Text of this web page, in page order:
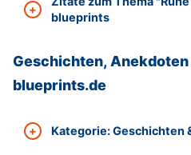
blueprints
Geschichten, Anekdoten
blueprints.de
Kategorie: Geschichten